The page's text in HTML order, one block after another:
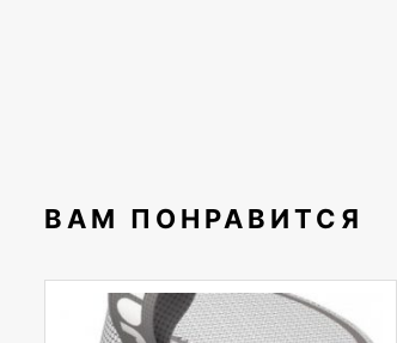
ВАМ ПОНРАВИТСЯ